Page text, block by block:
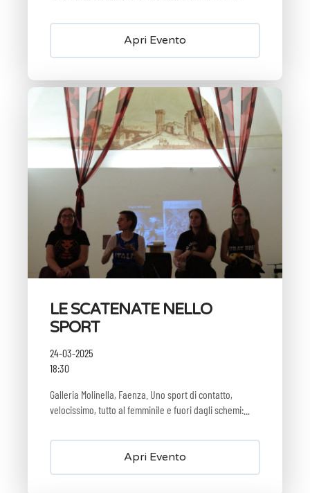
Apri Evento
LE SCATENATE NELLO
SPORT
24-03-2025
18:30
Galleria Molinella, Faenza. Uno sport di contatto,
velocissimo, tutto al femminile e fuori dagli schemi:...
Apri Evento